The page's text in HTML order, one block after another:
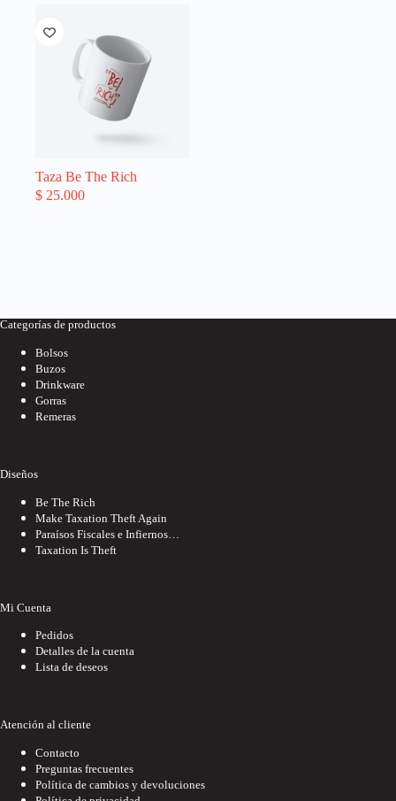
Taza Be The Rich
$ 25.000
Categorías de productos
Bolsos
Buzos
Drinkware
Gorras
Remeras
Diseños
Be The Rich
Make Taxation Theft Again
Paraísos Fiscales e Infiernos…
Taxation Is Theft
Mi Cuenta
Pedidos
Detalles de la cuenta
Lista de deseos
Atención al cliente
Contacto
Preguntas frecuentes
Política de cambios y devoluciones